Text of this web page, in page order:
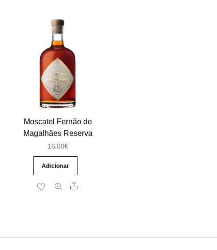
Moscatel Fernão de
Magalhães Reserva
16.00€
Adicionar
Share